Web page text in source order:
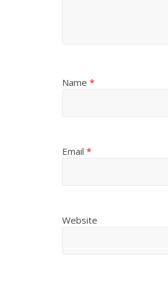
Name *
Email *
Website